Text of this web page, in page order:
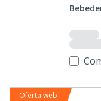
Oferta web